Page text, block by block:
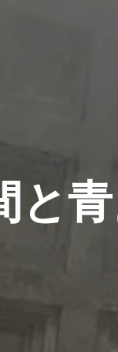
と